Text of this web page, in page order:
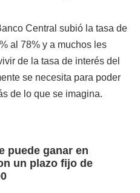
Central subió la tasa de
al 78% y a muchos les
de la tasa de interés del
se necesita para poder
de lo que se imagina.
puede ganar en
un plazo fijo de